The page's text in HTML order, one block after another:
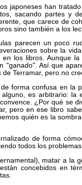
japoneses han
sacando partes y
que carece de
sino también a los
parecen un poco
sobre la
los libros. Aunque
"ganado". Así que
Terramar, pero no
forma confusa en la
es arbitrario: la
¿Por qué se
pero en ese libro
quién es la
de forma
todos los
matar a la
concebidos en